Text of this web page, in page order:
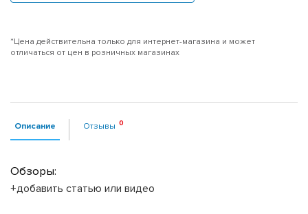
*Цена действительна только для интернет-магазина и может
отличаться от цен в розничных магазинах
Описание Отзывы
Обзоры:
+добавить статью или видео